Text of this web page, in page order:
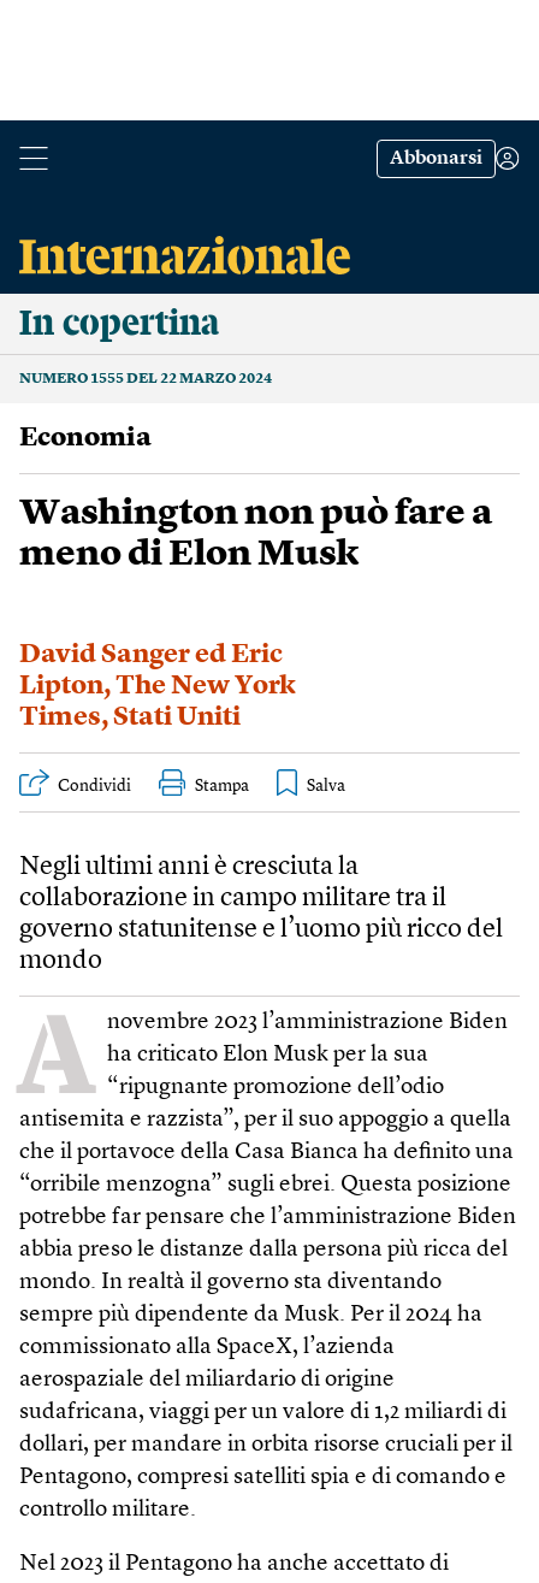
Abbonarsi
In copertina
NUMERO 1555 DEL 22 MARZO 2024
Economia
Washington non può fare a
meno di Elon Musk
David Sanger ed Eric
Lipton,The New York
Times,Stati Uniti
Condividi Stampa
Negli ultimi anni è cresciuta la
collaborazione in campo militare tra il
governo statunitense e l’uomo più ricco del
mondo
A novembre 2023 l’amministrazione Biden
ha criticato Elon Musk per la sua
“ripugnante promozione dell’odio
antisemita e razzista”, per il suo appoggio a quella
che il portavoce della Casa Bianca ha definito una
“orribile menzogna” sugli ebrei. Questa posizione
potrebbe far pensare che l’amministrazione Biden
abbia preso le distanze dalla persona più ricca del
mondo. In realtà il governo sta diventando
sempre più dipendente da Musk. Per il 2024 ha
commissionato alla SpaceX, l’azienda
aerospaziale del miliardario di origine
sudafricana, viaggi per un valore di 1,2 miliardi di
dollari, per mandare in orbita risorse cruciali per il
Pentagono, compresi satelliti spia e di comando e
controllo militare.
Nel 2023 il Pentagono ha anche accettato di